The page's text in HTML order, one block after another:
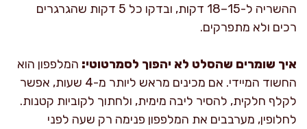
ההשריה ל-15–18 דקות, ובדקו כל 5 דקות שהגרגרים
רכים ולא מתפרקים.
איך שומרים שהסלט לא יהפוך לסמרטוטי: המלפפון הוא
החשוד המיידי. אם מכינים מראש ליותר מ-4 שעות, אפשר
לקלף חלקית, להסיר ליבה מימית, ולחתוך לקוביות קטנות.
לחלופין, מערבבים את המלפפון פנימה רק שעה לפני